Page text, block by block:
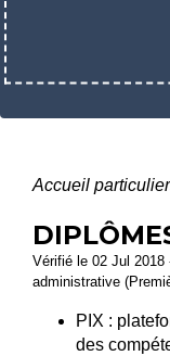
Accueil
Vérifié le 02 Jul 2018
administrative
PIX :
des